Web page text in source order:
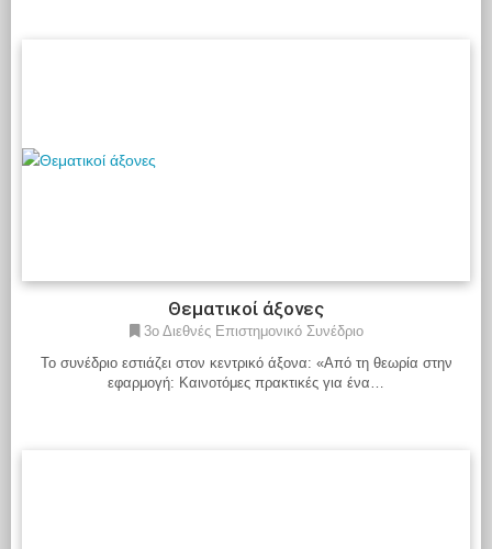
Θεματικοί άξονες
3ο Διεθνές Επιστημονικό Συνέδριο
Το συνέδριο εστιάζει στον κεντρικό άξονα: «Από τη θεωρία στην
εφαρμογή: Καινοτόμες πρακτικές για ένα…